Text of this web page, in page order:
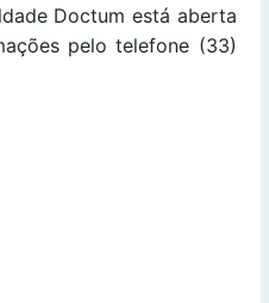
Doctum está aberta
pelo telefone (33)